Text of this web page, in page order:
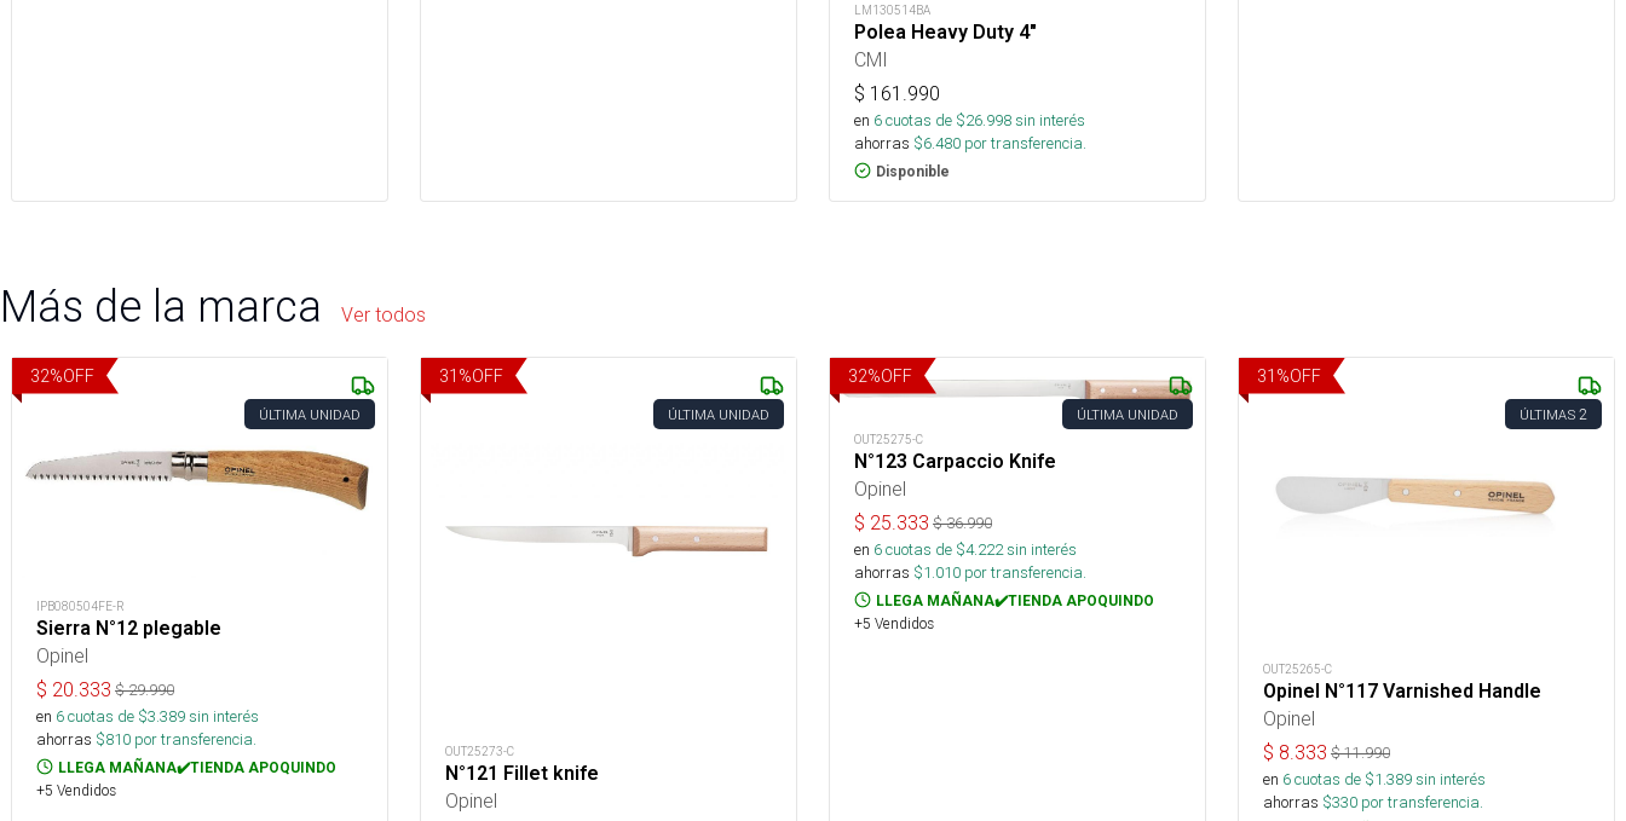
LM130514BA
Polea Heavy Duty 4"
CMI
$ 161.990
en 6cuotas de $26.998sin interés
ahorras $6.480 por transferencia.
Disponible
Más de la marca Ver todos
32%OFF
ÚLTIMA UNIDAD
IPB080504FE-R
Sierra N°12 plegable
Opinel
$ 20.333 $29.990
en 6cuotas de $3.389sin interés
ahorras $810 por transferencia.
LLEGA MAÑANA✔️TIENDA APOQUINDO
+5 Vendidos
31 %OFF
ÚLTIMA UNIDAD
OUT25273-C
N°121 Fillet knife
Opinel
32%OFF
ÚLTIMA UNIDAD
OUT25275-C
N°123 Carpaccio Knife
Opinel
$ 25.333 $36.990
en 6cuotas de $4.222sin interés
ahorras $1.010 por transferencia.
LLEGA MAÑANA✔️TIENDA APOQUINDO
+5 Vendidos
31 %OFF
ÚLTIMAS 2
OUT25265-C
Opinel N°117 Varnished Handle
Opinel
$ 8.333 $11.990
en 6cuotas de $1.389sin interés
ahorras $330 por transferencia.